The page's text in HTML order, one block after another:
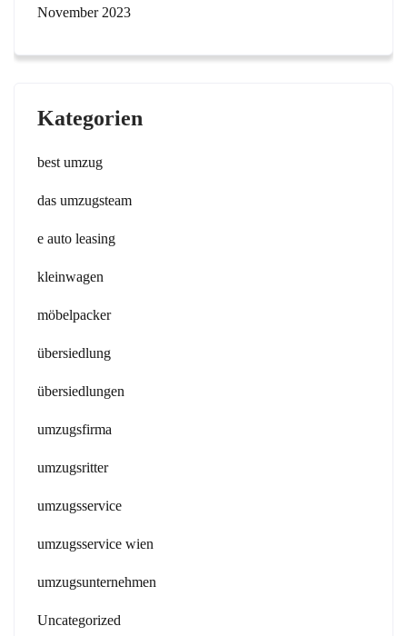
November 2023
Kategorien
best umzug
das umzugsteam
e auto leasing
kleinwagen
möbelpacker
übersiedlung
übersiedlungen
umzugsfirma
umzugsritter
umzugsservice
umzugsservice wien
umzugsunternehmen
Uncategorized